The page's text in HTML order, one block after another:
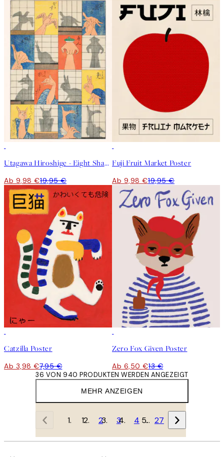
Utagawa Hiroshige - Eight Shadow Figures Poster
Ab 9,98 €19,95 €
Fuji Fruit Market Poster
Ab 9,98 €19,95 €
Catzilla Poster
Ab 3,98 €7,95 €
Zero Fox Given Poster
Ab 6,50 €13 €
MEHR ANZEIGEN
36 VON 940 PRODUKTEN WERDEN ANGEZEIGT
1 2 3 4 … 27